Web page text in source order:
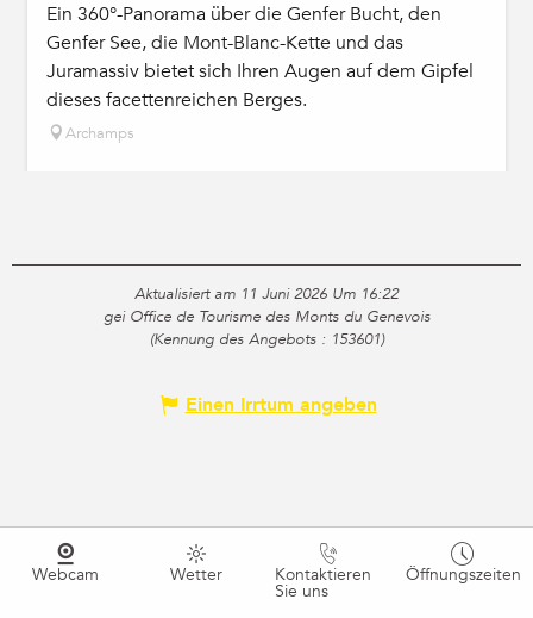
Ein 360°-Panorama über die Genfer Bucht, den
Genfer See, die Mont-Blanc-Kette und das
Juramassiv bietet sich Ihren Augen auf dem Gipfel
dieses facettenreichen Berges.
Archamps
Aktualisiert am 11 Juni 2026 Um 16:22
gei Office de Tourisme des Monts du Genevois
(Kennung des Angebots : 153601)
Einen Irrtum angeben
Webcam Wetter Kontaktieren
Sie uns
Öffnungszeiten